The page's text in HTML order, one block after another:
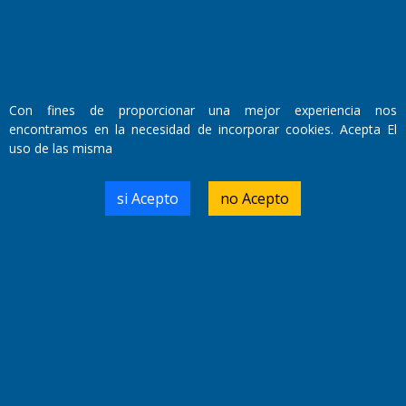
Con fines de proporcionar una mejor experiencia nos
encontramos en la necesidad de incorporar cookies. Acepta El
uso de las misma
si Acepto no Acepto